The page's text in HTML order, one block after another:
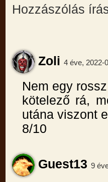
Hozzászólás
Zoli 4 éve, 2022-
Nem egy
kötelező rá,
utána viszont
8/10
Guest13 9